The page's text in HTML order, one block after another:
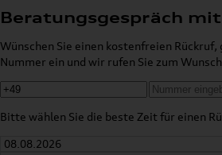
Beratungsgespräch
Wünschen Sie einen kostenfreien
Nummer ein und wir rufen Sie zum
Bitte wählen Sie die beste Zeit für einen